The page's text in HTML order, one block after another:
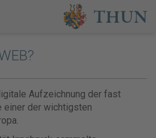
Aufzeichnung der fast
einer der wichtigsten